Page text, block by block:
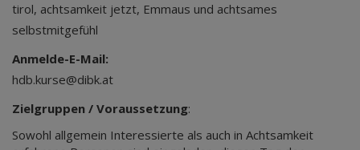
tirol, achtsamkeit jetzt, Emmaus und achtsames
selbstmitgefühl
Anmelde-E-Mail:
hdb.kurse@dibk.at
Zielgruppen / Voraussetzung:
Sowohl allgemein Interessierte als auch in Achtsamkeit